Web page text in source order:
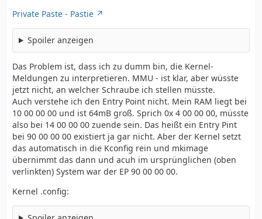
Private Paste - Pastie
Spoiler anzeigen
Das Problem ist, dass ich zu dumm bin, die Kernel-
Meldungen zu interpretieren. MMU - ist klar, aber wüsste
jetzt nicht, an welcher Schraube ich stellen müsste.
Auch verstehe ich den Entry Point nicht. Mein RAM liegt bei
10 00 00 00 und ist 64mB groß. Sprich 0x 4 00 00 00, müsste
also bei 14 00 00 00 zuende sein. Das heißt ein Entry Pint
bei 90 00 00 00 existiert ja gar nicht. Aber der Kernel setzt
das automatisch in die Kconfig rein und mkimage
übernimmt das dann und acuh im ursprünglichen (oben
verlinkten) System war der EP 90 00 00 00.
Kernel .config: